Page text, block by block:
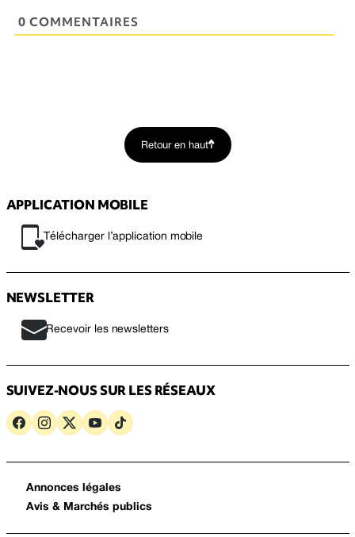
0 COMMENTAIRES
Retour en haut
APPLICATION MOBILE
Télécharger l’application mobile
NEWSLETTER
Recevoir les newsletters
SUIVEZ-NOUS SUR LES RÉSEAUX
Annonces légales
Avis & Marchés publics